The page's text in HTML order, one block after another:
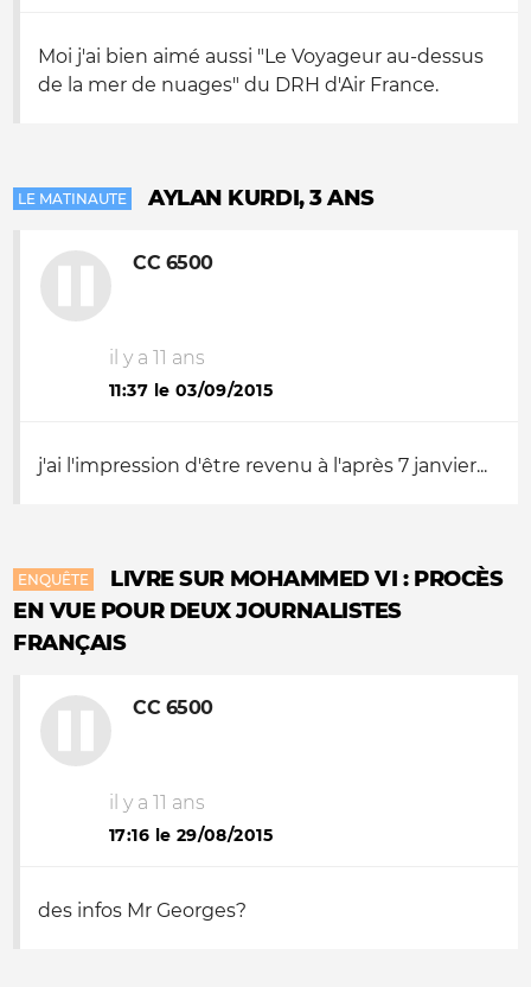
Moi j'ai bien aimé aussi "Le Voyageur au-dessus
de la mer de nuages" du DRH d'Air France.
LE MATINAUTE AYLAN KURDI, 3 ANS
CC 6500
il y a 11 ans
11:37 le 03/09/2015
j'ai l'impression d'être revenu à l'après 7 janvier...
ENQUÊTE
LIVRE SUR MOHAMMED VI : PROCÈS
EN VUE POUR DEUX JOURNALISTES
FRANÇAIS
CC 6500
il y a 11 ans
17:16 le 29/08/2015
des infos Mr Georges?